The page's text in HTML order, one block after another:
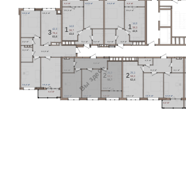
18,1 м² 12,5 м² 12,8 м²
4,1 м²
8,4 м²
2,5 м²
16,2 м²
4,2 м²
14,0 м²
4,9 м²
3,3 м²
4,2 м²
14,0 м²
5,1 м²
13,7 м²
13,7 м²
12,6 м²
4,1 м²
13,9 м²
15,6 м²
4,4 м²
13,4 м²
2,2 м²
16,6 м²
13,3 м²
4,4 м²
4,2 м²
3,2 м²
16,4 м²
3,6 м²
2
25,1
58,2
62,4
2
26,3
53,1
3
42,3
79,4
83,8
1
14,0
39,7
43,0
1
14,0
39,3
42,5
Вы здесь